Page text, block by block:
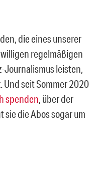
die eines unserer
regelmäßigen
leisten,
seit Sommer 2020
spenden, über der
die Abos sogar um